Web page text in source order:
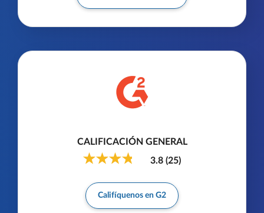
CALIFICACIÓN GENERAL
3.8 (25)
Califíquenos en G2